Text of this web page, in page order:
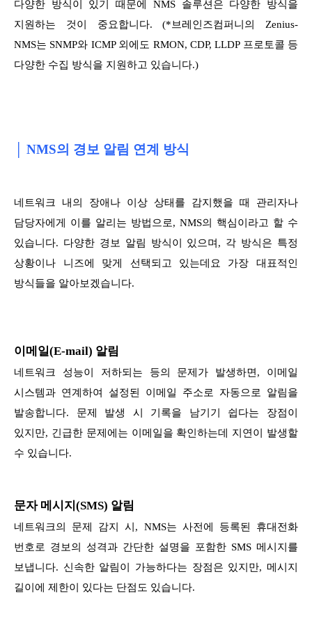
다양한 방식이 있기 때문에 NMS 솔루션은 다양한 방식을
지원하는 것이 중요합니다. (*브레인즈컴퍼니의 Zenius-
NMS는 SNMP와 ICMP 외에도 RMON, CDP, LLDP 프로토콜 등
다양한 수집 방식을 지원하고 있습니다.)
│ NMS의 경보 알림 연계 방식
네트워크 내의 장애나 이상 상태를 감지했을 때 관리자나
담당자에게 이를 알리는 방법으로, NMS의 핵심이라고 할 수
있습니다. 다양한 경보 알림 방식이 있으며, 각 방식은 특정
상황이나 니즈에 맞게 선택되고 있는데요 가장 대표적인
방식들을 알아보겠습니다.
이메일(E-mail) 알림
네트워크 성능이 저하되는 등의 문제가 발생하면, 이메일
시스템과 연계하여 설정된 이메일 주소로 자동으로 알림을
발송합니다. 문제 발생 시 기록을 남기기 쉽다는 장점이
있지만, 긴급한 문제에는 이메일을 확인하는데 지연이 발생할
수 있습니다.
문자 메시지(SMS) 알림
네트워크의 문제 감지 시, NMS는 사전에 등록된 휴대전화
번호로 경보의 성격과 간단한 설명을 포함한 SMS 메시지를
보냅니다. 신속한 알림이 가능하다는 장점은 있지만, 메시지
길이에 제한이 있다는 단점도 있습니다.